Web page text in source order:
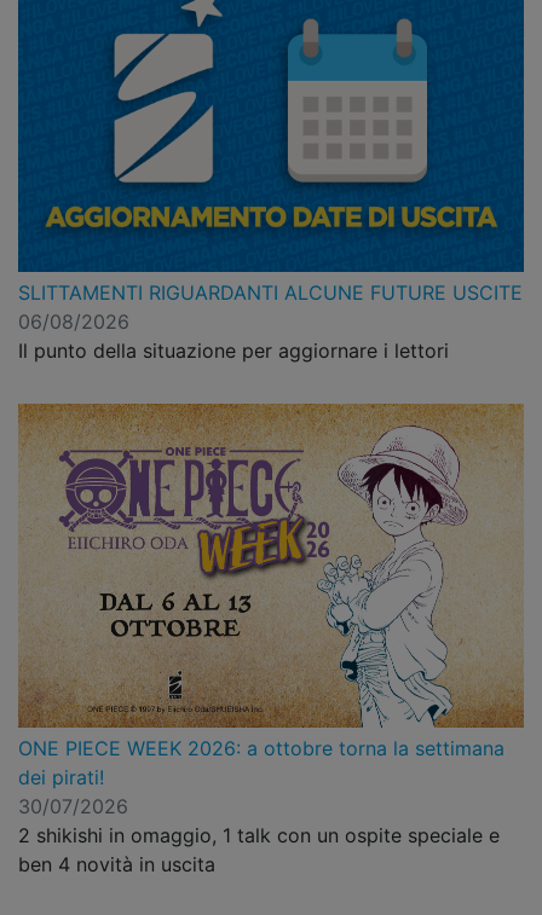
SLITTAMENTI RIGUARDANTI ALCUNE FUTURE USCITE
06/08/2026
Il punto della situazione per aggiornare i lettori
ONE PIECE WEEK 2026: a ottobre torna la settimana
dei pirati!
30/07/2026
2 shikishi in omaggio, 1 talk con un ospite speciale e
ben 4 novità in uscita